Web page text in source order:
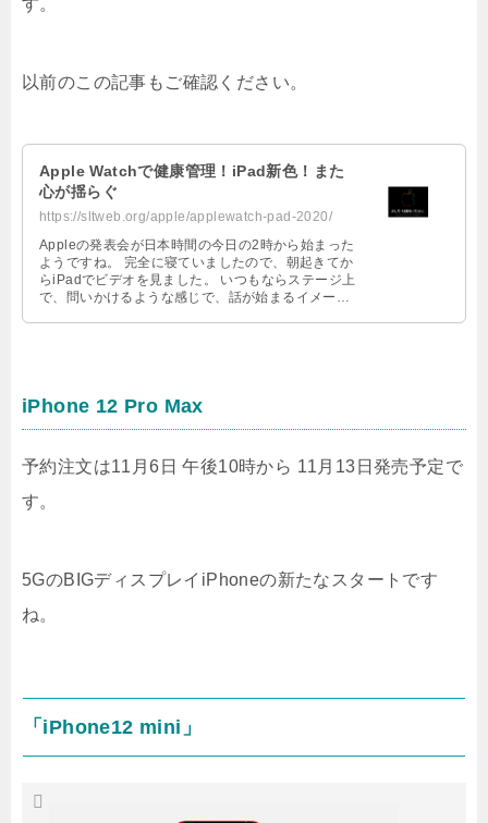
す。
以前のこの記事もご確認ください。
Apple Watchで健康管理！iPad新色！また
心が揺らぐ
https://sltweb.org/apple/applewatch-pad-2020/
Appleの発表会が日本時間の今日の2時から始まった
ようですね。 完全に寝ていましたので、朝起きてか
らiPadでビデオを見ました。 いつもならステージ上
で、問いかけるような感じで、話が始まるイメージ
iPhone 12 Pro Max
予約注文は11月6日 午後10時から 11月13日発売予定で
す。
5GのBIGディスプレイiPhoneの新たなスタートです
ね。
「iPhone12 mini」